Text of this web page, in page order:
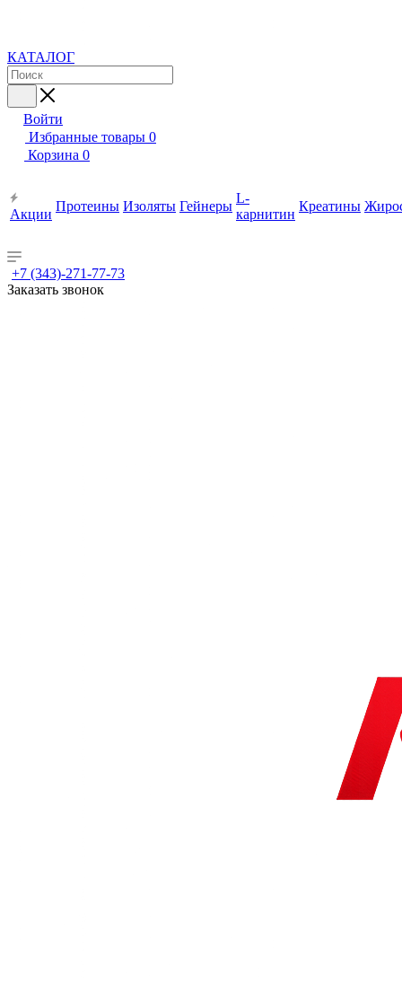
КАТАЛОГ
Войти
Избранные товары 0
Корзина 0
Акции
Протеины Изоляты Гейнеры
L-
карнитин
Креатины
+7 (343)-271-77-73
Заказать звонок